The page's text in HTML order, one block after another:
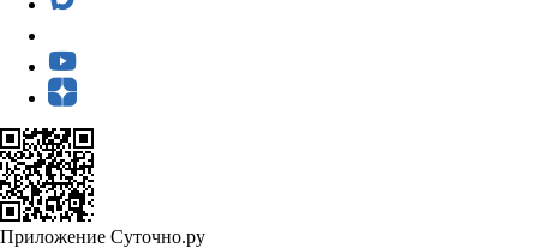
Приложение Суточно.ру